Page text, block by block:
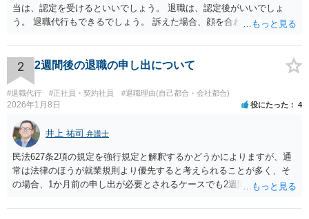
当は、認定を受けるといいでしょう。 退職は、認定後がいいでしょ
う。 退職代行もできるでしょう。 訴えた場合、顔を合わすことは、あ
れは 減じて来るでしょう。
2 2週間後の退職の申し出について
#退職代行 #正社員・契約社員 #退職理由(自己都合・会社都合)
2026年1月8日 役にたった 4
井上 祐司 弁護士
民法627条2項の規定を強行規定と解釈するかどうかによりますが、通
常は法律のほうが就業規則より優先すると考えられることが多く、そ
の場合、1か月前の申し出が必要とされるケースでも2週間前の退職予
申し出は世間のあらゆる業種で広く採用されたルールであり、それ自